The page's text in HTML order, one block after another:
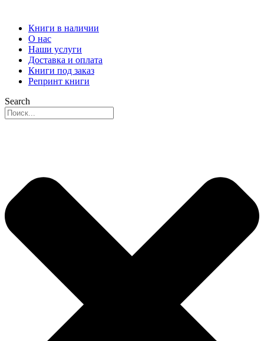
Книги в наличии
О нас
Наши услуги
Доставка и оплата
Книги под заказ
Репринт книги
Search